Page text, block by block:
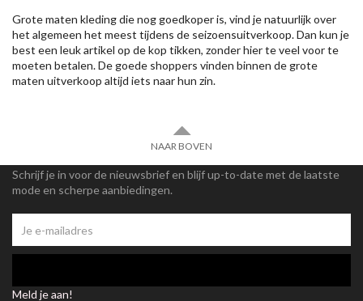
Grote maten kleding die nog goedkoper is, vind je natuurlijk over
het algemeen het meest tijdens de seizoensuitverkoop. Dan kun je
best een leuk artikel op de kop tikken, zonder hier te veel voor te
moeten betalen. De goede shoppers vinden binnen de grote
maten uitverkoop altijd iets naar hun zin.
NAAR BOVEN
Schrijf je in voor de nieuwsbrief en blijf up-to-date met de laatste
mode en scherpe aanbiedingen.
Meld je aan!